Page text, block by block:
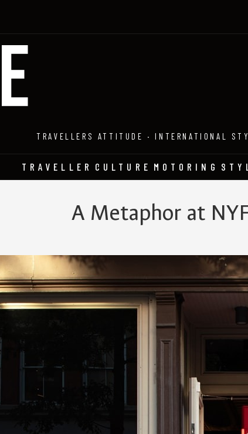
TRAVELLERS ATTITUDE · INTERNATIONAL
TRAVELLER CULTURE MOTORING
A Metaphor at